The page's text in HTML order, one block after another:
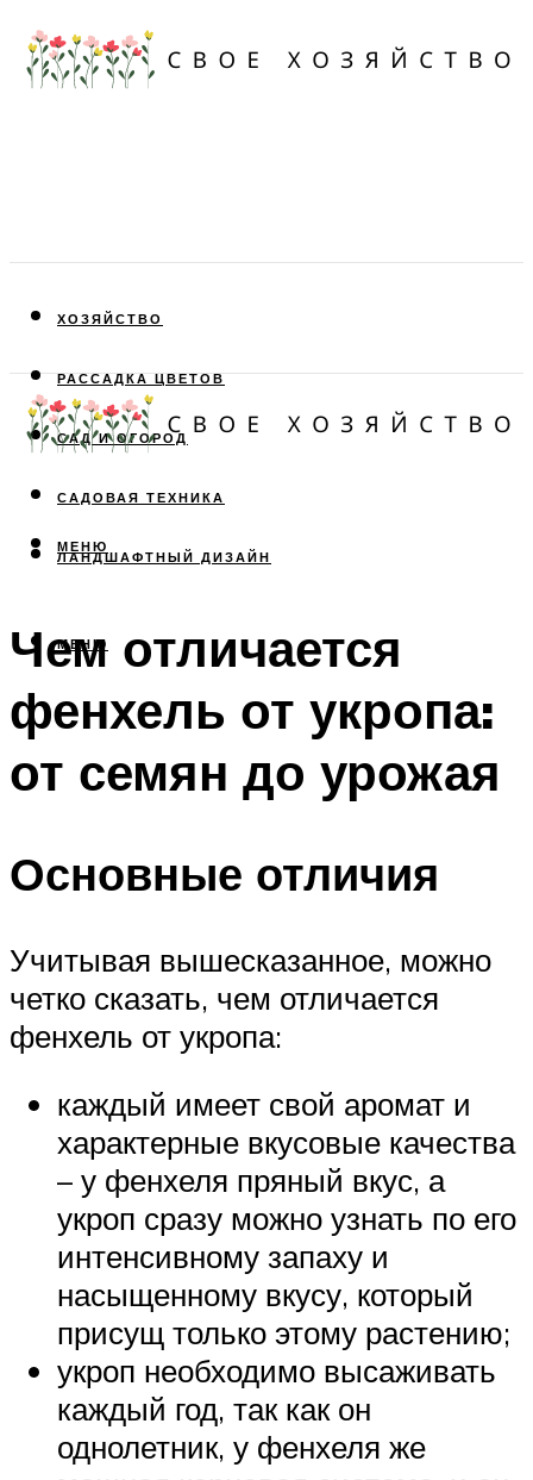
ХОЗЯЙСТВО
РАССАДКА ЦВЕТОВ
САД И ОГОРОД
САДОВАЯ ТЕХНИКА
ЛАНДШАФТНЫЙ ДИЗАЙН
МЕНЮ
МЕНЮ
Чем отличается
фенхель от укропа:
от семян до урожая
Основные отличия
Учитывая вышесказанное, можно
четко сказать, чем отличается
фенхель от укропа:
каждый имеет свой аромат и
характерные вкусовые качества
– у фенхеля пряный вкус, а
укроп сразу можно узнать по его
интенсивному запаху и
насыщенному вкусу, который
присущ только этому растению;
укроп необходимо высаживать
каждый год, так как он
однолетник, у фенхеля же